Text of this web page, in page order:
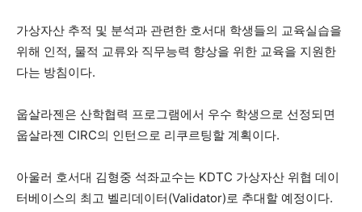
가상자산 추적 및 분석과 관련한 호서대 학생들의 교육실습을
위해 인적, 물적 교류와 직무능력 향상을 위한 교육을 지원한
다는 방침이다.
웁살라젠은 산학협력 프로그램에서 우수 학생으로 선정되면
웁살라젠 CIRC의 인턴으로 리쿠르팅할 계획이다.
아울러 호서대 김형중 석좌교수는 KDTC 가상자산 위협 데이
터베이스의 최고 벨리데이터(Validator)로 추대할 예정이다.